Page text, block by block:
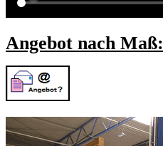
Angebot nach Maß: